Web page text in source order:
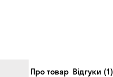
Про товар Відгуки (1)